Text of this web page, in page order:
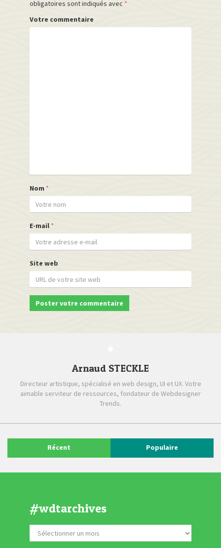
obligatoires sont indiqués avec *
Votre commentaire
Nom *
E-mail *
Site web
Arnaud STECKLE
Directeur artistique, spécialisé en web design, UI et UX. Votre
aimable serviteur de ressources, fondateur de Webdesigner
Trends.
Récent Populaire
#wdtarchives